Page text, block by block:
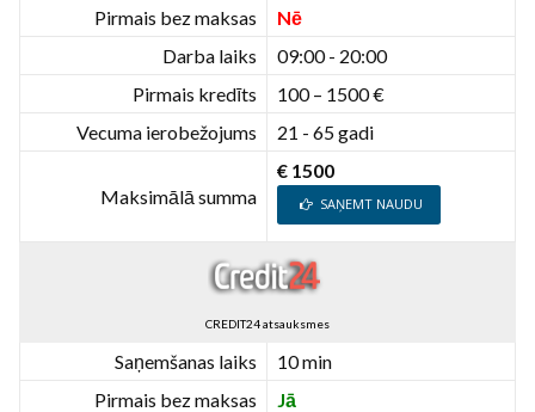
Pirmais bez maksas
Nē
Darba laiks
09:00 - 20:00
Pirmais kredīts
100 – 1500 €
Vecuma ierobežojums
21 - 65 gadi
Maksimālā summa
€ 1500
SAŅEMT NAUDU
CREDIT24 atsauksmes
Saņemšanas laiks
10 min
Pirmais bez maksas
Jā